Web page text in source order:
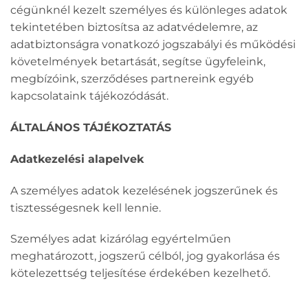
cégünknél kezelt személyes és különleges adatok
tekintetében biztosítsa az adatvédelemre, az
adatbiztonságra vonatkozó jogszabályi és működési
követelmények betartását, segítse ügyfeleink,
megbízóink, szerződéses partnereink egyéb
kapcsolataink tájékozódását.
ÁLTALÁNOS TÁJÉKOZTATÁS
Adatkezelési alapelvek
A személyes adatok kezelésének jogszerűnek és
tisztességesnek kell lennie.
Személyes adat kizárólag egyértelműen
meghatározott, jogszerű célból, jog gyakorlása és
kötelezettség teljesítése érdekében kezelhető.